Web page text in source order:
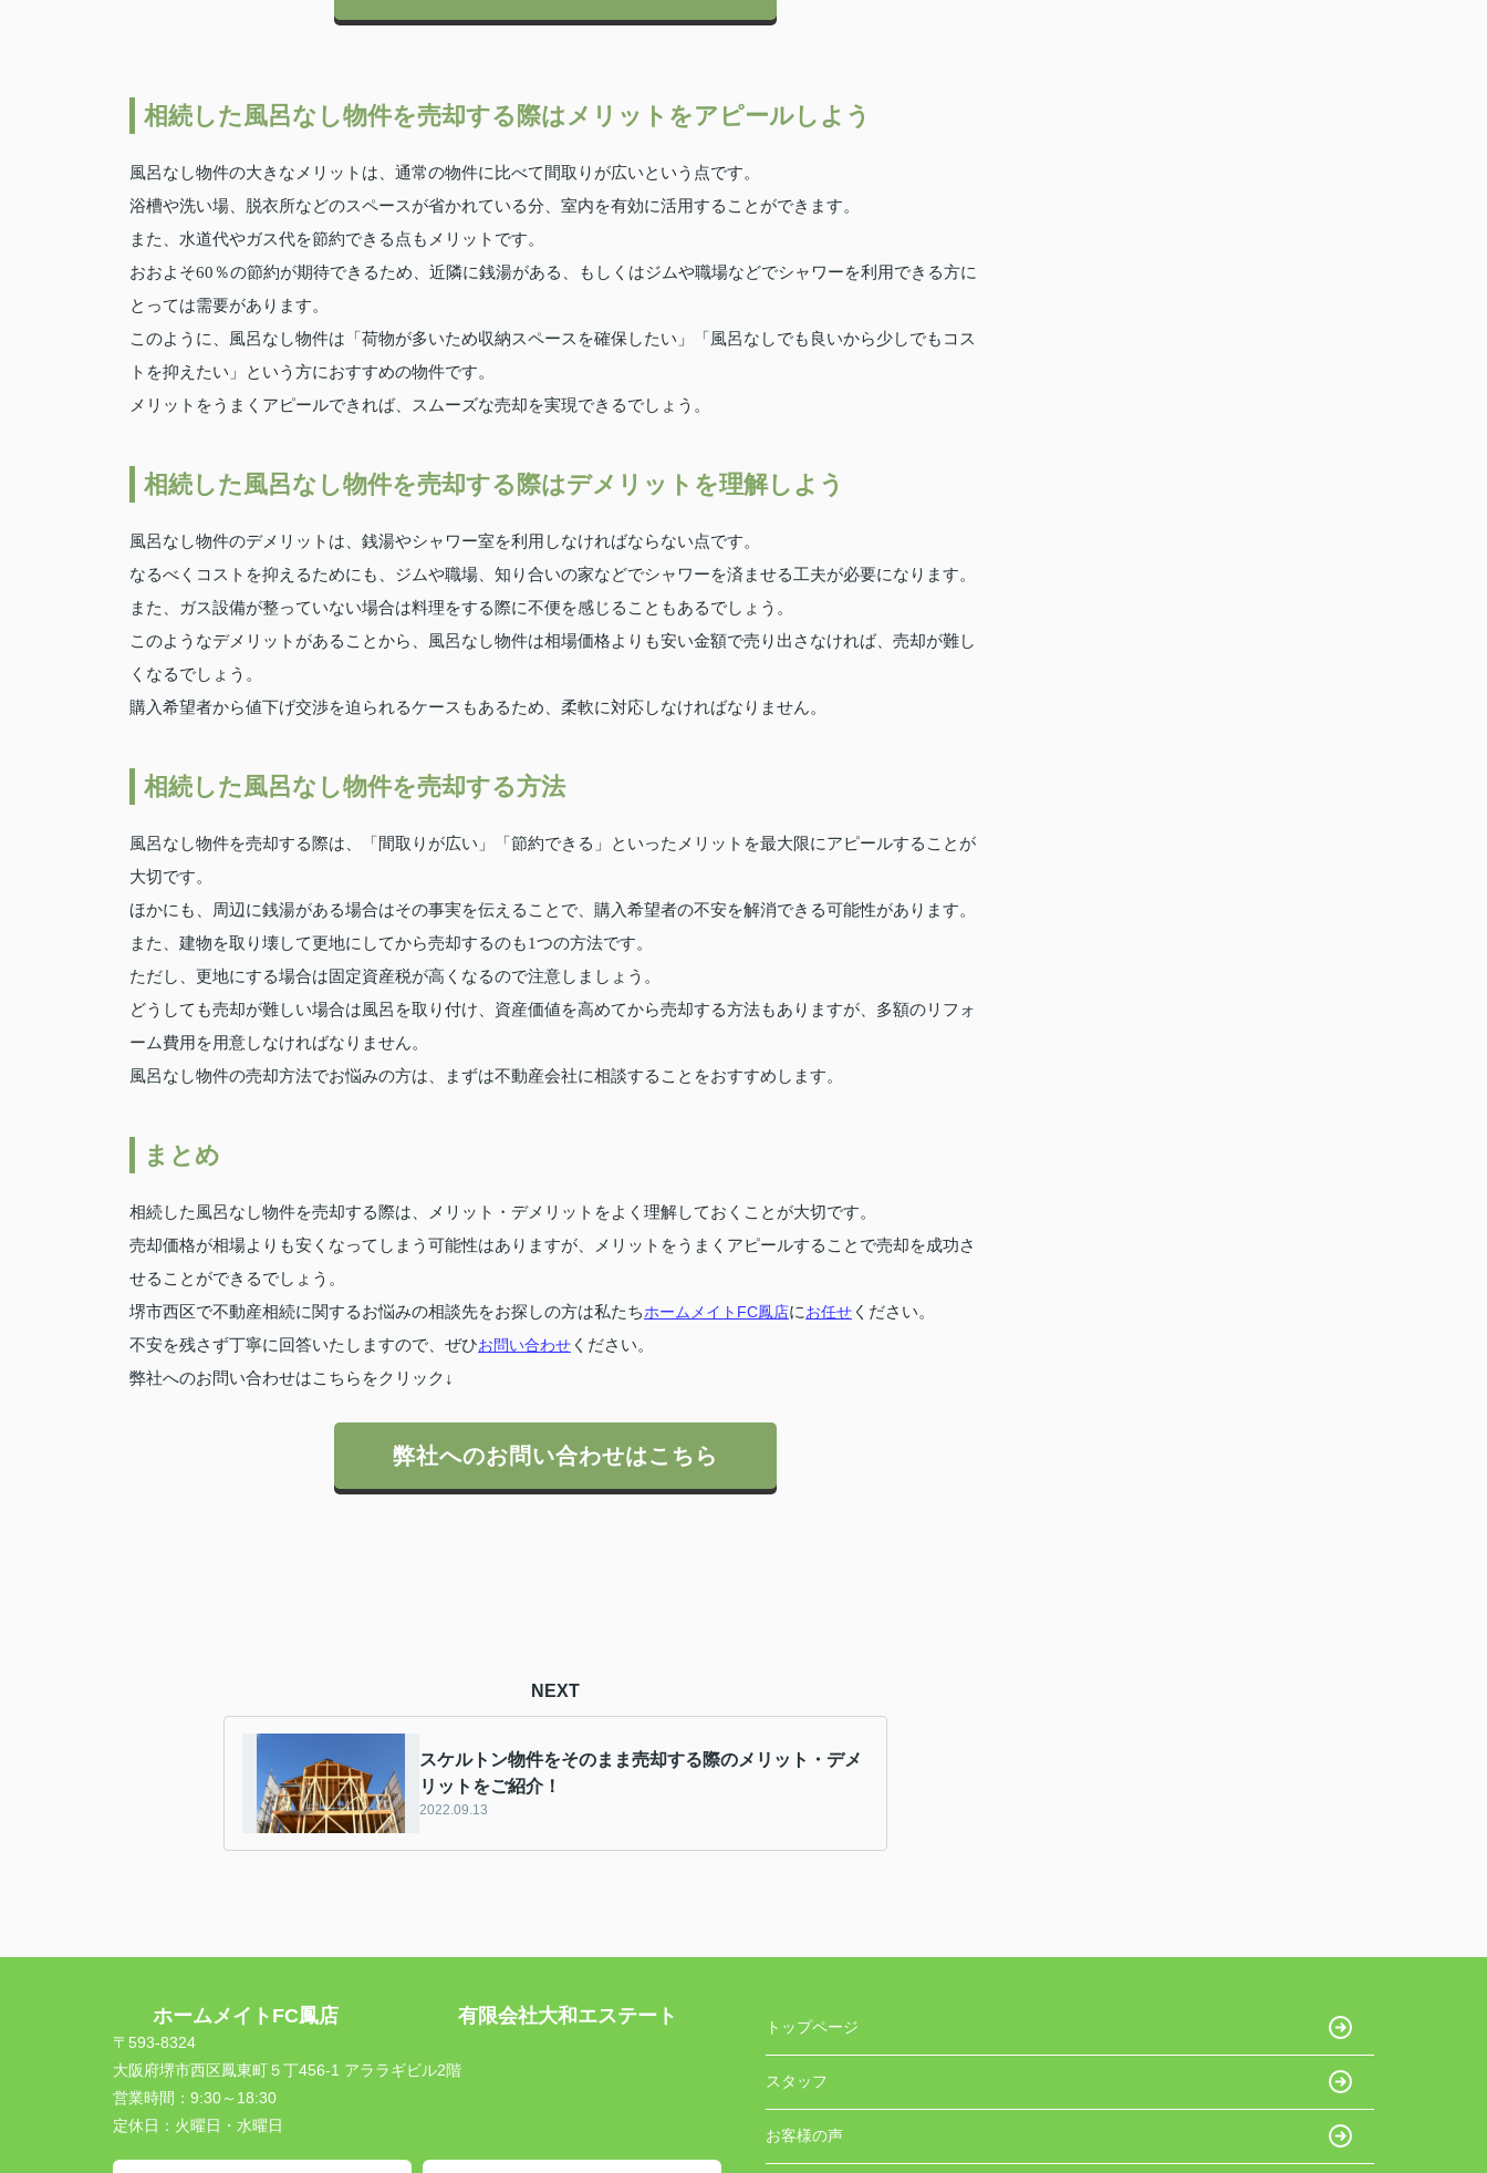
相続した風呂なし物件を売却する際はメリットをアピールしよう
風呂なし物件の大きなメリットは、通常の物件に比べて間取りが広いという点です。
浴槽や洗い場、脱衣所などのスペースが省かれている分、室内を有効に活用することができます。
また、水道代やガス代を節約できる点もメリットです。
おおよそ60％の節約が期待できるため、近隣に銭湯がある、もしくはジムや職場などでシャワーを利用できる方に
とっては需要があります。
このように、風呂なし物件は「荷物が多いため収納スペースを確保したい」「風呂なしでも良いから少しでもコス
トを抑えたい」という方におすすめの物件です。
メリットをうまくアピールできれば、スムーズな売却を実現できるでしょう。
相続した風呂なし物件を売却する際はデメリットを理解しよう
風呂なし物件のデメリットは、銭湯やシャワー室を利用しなければならない点です。
なるべくコストを抑えるためにも、ジムや職場、知り合いの家などでシャワーを済ませる工夫が必要になります。
また、ガス設備が整っていない場合は料理をする際に不便を感じることもあるでしょう。
このようなデメリットがあることから、風呂なし物件は相場価格よりも安い金額で売り出さなければ、売却が難し
くなるでしょう。
購入希望者から値下げ交渉を迫られるケースもあるため、柔軟に対応しなければなりません。
相続した風呂なし物件を売却する方法
風呂なし物件を売却する際は、「間取りが広い」「節約できる」といったメリットを最大限にアピールすることが
大切です。
ほかにも、周辺に銭湯がある場合はその事実を伝えることで、購入希望者の不安を解消できる可能性があります。
また、建物を取り壊して更地にしてから売却するのも1つの方法です。
ただし、更地にする場合は固定資産税が高くなるので注意しましょう。
どうしても売却が難しい場合は風呂を取り付け、資産価値を高めてから売却する方法もありますが、多額のリフォ
ーム費用を用意しなければなりません。
風呂なし物件の売却方法でお悩みの方は、まずは不動産会社に相談することをおすすめします。
まとめ
相続した風呂なし物件を売却する際は、メリット・デメリットをよく理解しておくことが大切です。
売却価格が相場よりも安くなってしまう可能性はありますが、メリットをうまくアピールすることで売却を成功さ
せることができるでしょう。
堺市西区で不動産相続に関するお悩みの相談先をお探しの方は私たちホームメイトFC鳳店にお任せ ください。
不安を残さず丁寧に回答いたしますので、ぜひお問い合わせ ください。
弊社へのお問い合わせはこちらをクリック↓
弊社へのお問い合わせはこちら
NEXT
スケルトン物件をそのまま売却する際のメリット・デメ
リットをご紹介！
2022.09.13
ホームメイトFC鳳店 有限会社大和エステート
〒593-8324
大阪府堺市西区鳳東町５丁456-1 アララギビル2階
営業時間： 9:30～18:30
定休日： 火曜日・水曜日
トップページ
スタッフ
お客様の声